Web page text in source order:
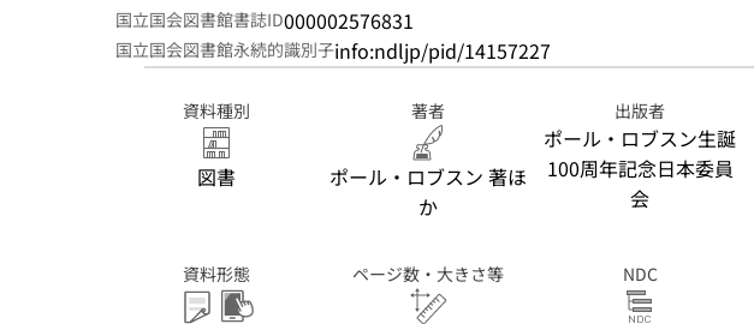
国立国会図書館書誌ID000002576831
国立国会図書館永続的識別子info:ndljp/pid/14157227
資料種別
図書
著者
ポール・ロブスン 著ほ
か
出版者
ポール・ロブスン生誕
100周年記念日本委員
会
資料形態 ページ数・大きさ等 NDC